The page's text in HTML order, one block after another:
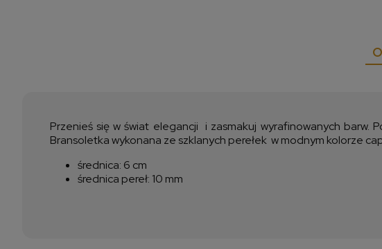
Przenieś się w świat elegancji i zasmakuj wyrafinowanych barw.
Bransoletka wykonana ze szklanych perełek w modnym kolorze
średnica: 6 cm
średnica pereł: 10 mm